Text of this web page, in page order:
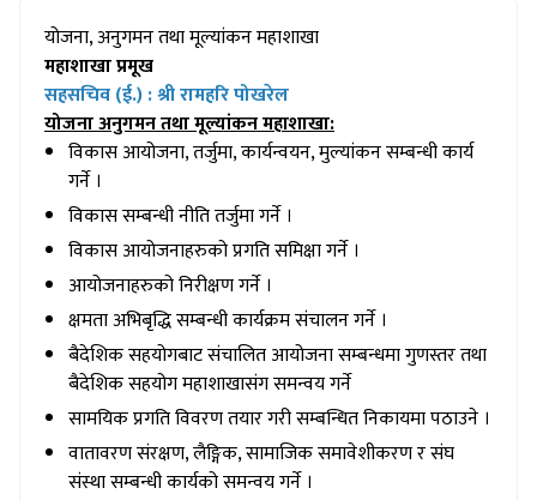
योजना, अनुगमन तथा मूल्यांकन महाशाखा
महाशाखा प्रमूख
सहसचिव (ई.) : श्री रामहरि पोखरेल
योजना अनुगमन तथा मूल्यांकन महाशाखा:
विकास आयोजना, तर्जुमा, कार्यन्वयन, मुल्यांकन सम्बन्धी कार्य
गर्ने ।
विकास सम्बन्धी नीति तर्जुमा गर्ने ।
विकास आयोजनाहरुको प्रगति समिक्षा गर्ने ।
आयोजनाहरुको निरीक्षण गर्ने ।
क्षमता अभिबृद्धि सम्बन्धी कार्यक्रम संचालन गर्ने ।
बैदेशिक सहयोगबाट संचालित आयोजना सम्बन्धमा गुणस्तर तथा
बैदेशिक सहयोग महाशाखासंग समन्वय गर्ने
सामयिक प्रगति विवरण तयार गरी सम्बन्धित निकायमा पठाउने ।
वातावरण संरक्षण, लैङ्गिक, सामाजिक समावेशीकरण र संघ
संस्था सम्बन्धी कार्यको समन्वय गर्ने ।